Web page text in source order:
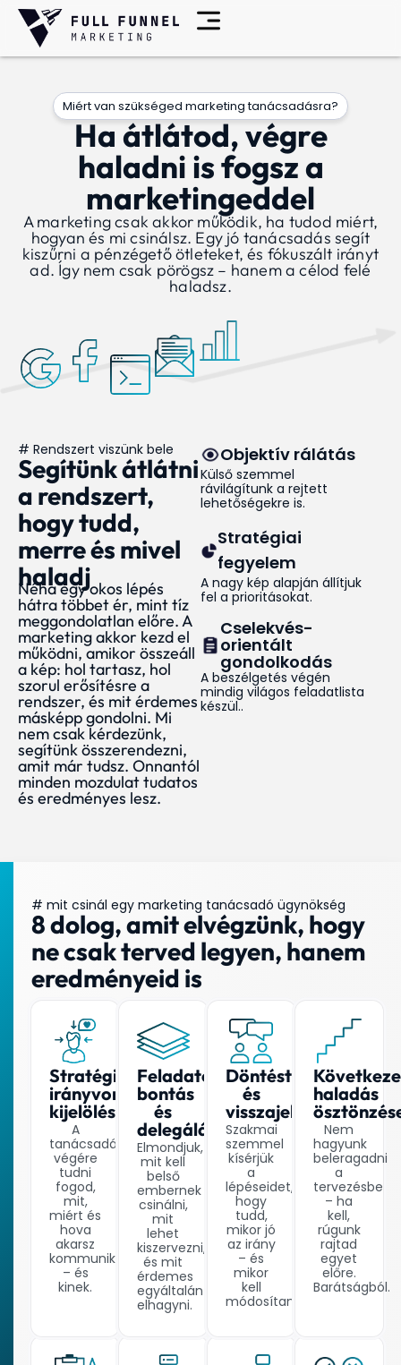
Miért van szükséged marketing tanácsadásra?
Ha átlátod, végre
haladni is fogsz a
marketingeddel
A marketing csak akkor működik, ha tudod miért,
hogyan és mi csinálsz. Egy jó tanácsadás segít
kiszűrni a pénzégető ötleteket, és fókuszált irányt
ad. Így nem csak pörögsz – hanem a célod felé
haladsz.
# Rendszert viszünk bele
Segítünk átlátni
a rendszert,
hogy tudd,
merre és mivel
haladj
Néha egy okos lépés
hátra többet ér, mint tíz
meggondolatlan előre. A
marketing akkor kezd el
működni, amikor összeáll
a kép: hol tartasz, hol
szorul erősítésre a
rendszer, és mit érdemes
másképp gondolni. Mi
nem csak kérdezünk,
segítünk összerendezni,
amit már tudsz. Onnantól
minden mozdulat tudatos
és eredményes lesz.
Objektív rálátás
Külső szemmel
rávilágítunk a rejtett
lehetőségekre is.
Stratégiai
fegyelem
A nagy kép alapján állítjuk
fel a prioritásokat.
Cselekvés­
orientált
gondolkodás
A beszélgetés végén
mindig világos feladatlista
készül..
# mit csinál egy marketing tanácsadó ügynökség
8 dolog, amit elvégzünk, hogy
ne csak terved legyen, hanem
eredményeid is
Stratégiai
irányvonal
kijelölése
A
tanácsadás
végére
tudni
fogod,
mit,
miért és
hova
akarsz
kommunikálni
– és
kinek.
Feladatokra
bontás
és
delegálás
Elmondjuk,
mit kell
belső
embernek
csinálni,
mit
lehet
kiszervezni,
és mit
érdemes
egyáltalán
elhagyni.
Döntéstámogatás
és
visszajelzés
Szakmai
szemmel
kísérjük
a
lépéseidet,
hogy
tudd,
mikor jó
az irány
– és
mikor
kell
módosítani.
haladás
Nem
hagyunk
beleragadni
a
tervezésbe
– ha
kell,
rúgunk
rajtad
egyet
előre.
Barátságból.